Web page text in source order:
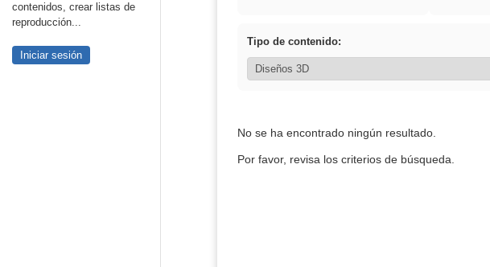
contenidos, crear listas de
reproducción...
Iniciar sesión
Tipo de contenido:
No se ha encontrado ningún resultado.
Por favor, revisa los criterios de búsqueda.